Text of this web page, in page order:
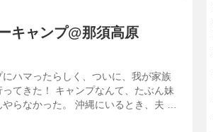
キャンプ@那須高原
ハマったらしく、ついに、我が家族
てきた！ キャンプなんて、たぶん妹
らなかった。 沖縄にいるとき、夫 …